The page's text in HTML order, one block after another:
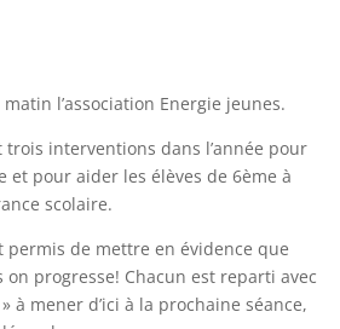
l’association Energie jeunes.
trois interventions dans l’année pour
pour aider les élèves de 6ème à
scolaire.
permis de mettre en évidence que
on progresse! Chacun est reparti avec
à mener d’ici à la prochaine séance,